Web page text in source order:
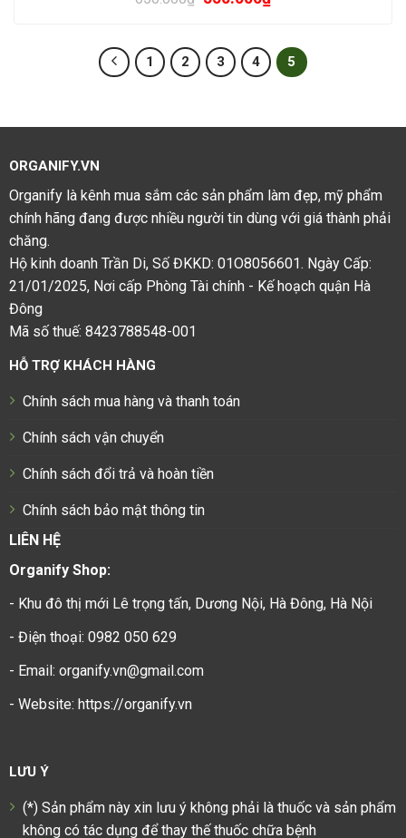
1 2 3 4 5
ORGANIFY.VN
Organify là kênh mua sắm các sản phẩm làm đẹp, mỹ phẩm
chính hãng đang được nhiều người tin dùng với giá thành phải
chăng.
Hộ kinh doanh Trần Di, Số ĐKKD: 01O8056601. Ngày Cấp:
21/01/2025, Nơi cấp Phòng Tài chính - Kế hoạch quận Hà
Đông
Mã số thuế: 8423788548-001
HỖ TRỢ KHÁCH HÀNG
Chính sách mua hàng và thanh toán
Chính sách vận chuyển
Chính sách đổi trả và hoàn tiền
Chính sách bảo mật thông tin
LIÊN HỆ
Organify Shop:
- Khu đô thị mới Lê trọng tấn, Dương Nội, Hà Đông, Hà Nội
- Điện thoại: 0982 050 629
- Email: organify.vn@gmail.com
- Website: https://organify.vn
LƯU Ý
(*) Sản phẩm này xin lưu ý không phải là thuốc và sản phẩm
không có tác dụng để thay thế thuốc chữa bệnh